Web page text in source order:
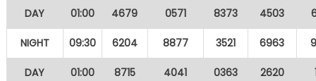
DAY 01:00 4679 0571 8373 4503
NIGHT 09:30 6204 8877 3521 6963
DAY 01:00 8715 4041 0363 2620